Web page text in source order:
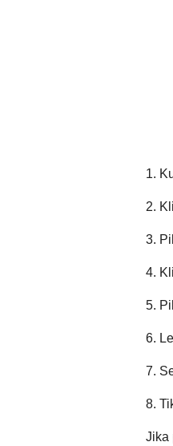
1.
2.
3.
4.
5.
6.
7.
8.
Jika